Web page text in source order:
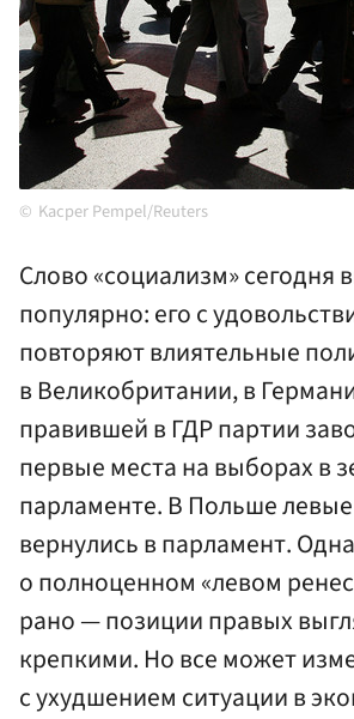
Kacper Pempel/Reuters
Слово «социализм» сегодня
популярно: его с
повторяют влиятельные
в Великобритании, в
правившей в ГДР партии
первые места на выборах в
парламенте. В Польше
вернулись в парламент.
о полноценном «левом
рано — позиции правых
крепкими. Но все может
с ухудшением ситуации в